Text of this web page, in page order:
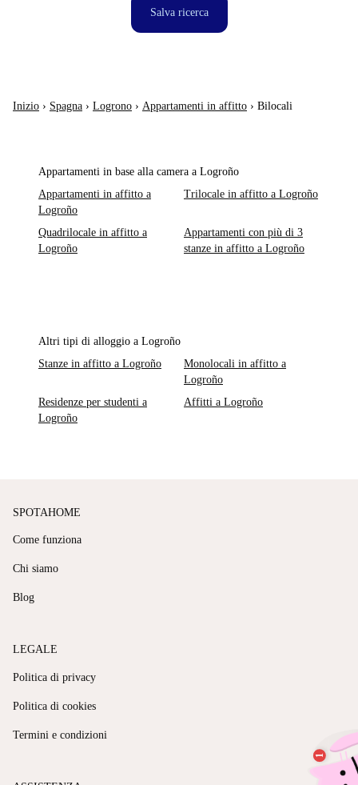
Salva ricerca
Inizio › Spagna › Logrono › Appartamenti in affitto › Bilocali
Appartamenti in base alla camera a Logroño
Appartamenti in affitto a
Logroño
Trilocale in affitto a Logroño
Quadrilocale in affitto a
Logroño
Appartamenti con più di 3
stanze in affitto a Logroño
Altri tipi di alloggio a Logroño
Stanze in affitto a Logroño
Monolocali in affitto a
Logroño
Residenze per studenti a
Logroño
Affitti a Logroño
SPOTAHOME
Come funziona
Chi siamo
Blog
LEGALE
Politica di privacy
Politica di cookies
Termini e condizioni